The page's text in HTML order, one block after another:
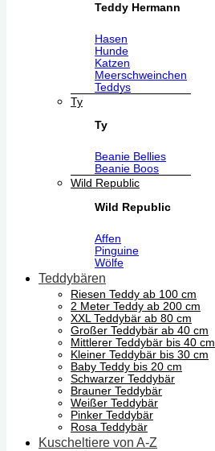
Teddy Hermann
Hasen
Hunde
Katzen
Meerschweinchen
Teddys
Ty
Ty
Beanie Bellies
Beanie Boos
Wild Republic
Wild Republic
Affen
Pinguine
Wölfe
Teddybären
Riesen Teddy ab 100 cm
2 Meter Teddy ab 200 cm
XXL Teddybär ab 80 cm
Großer Teddybär ab 40 cm
Mittlerer Teddybär bis 40 cm
Kleiner Teddybär bis 30 cm
Baby Teddy bis 20 cm
Schwarzer Teddybär
Brauner Teddybär
Weißer Teddybär
Pinker Teddybär
Rosa Teddybär
Kuscheltiere von A-Z